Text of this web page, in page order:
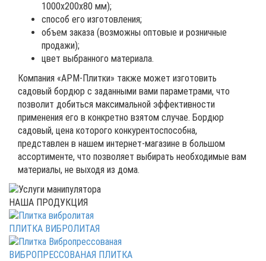
1000х200х80 мм);
способ его изготовления;
объем заказа (возможны оптовые и розничные
продажи);
цвет выбранного материала.
Компания «АРМ-Плитки» также может изготовить
садовый бордюр с заданными вами параметрами, что
позволит добиться максимальной эффективности
применения его в конкретно взятом случае. Бордюр
садовый, цена которого конкурентоспособна,
представлен в нашем интернет-магазине в большом
ассортименте, что позволяет выбирать необходимые вам
материалы, не выходя из дома.
НАША ПРОДУКЦИЯ
ПЛИТКА ВИБРОЛИТАЯ
ВИБРОПРЕССОВАНАЯ ПЛИТКА